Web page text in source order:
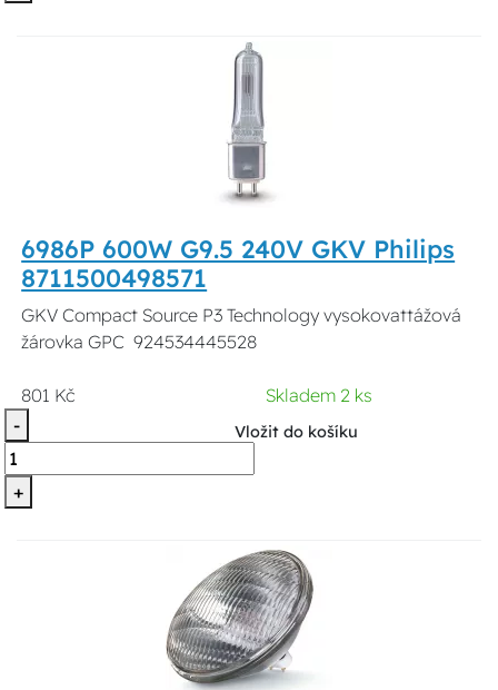
6986P 600W G9.5 240V GKV Philips
8711500498571
GKV Compact Source P3 Technology vysokovattážová
žárovka GPC 924534445528
801 Kč
Skladem 2 ks
-
+
Vložit do košíku